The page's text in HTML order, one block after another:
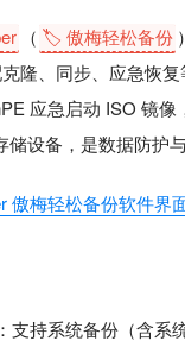
（ 🏷️ 傲梅轻松备份
隆、同步、应急恢
应急启动 ISO 镜像
设备，是数据防护
支持系统备份（含系